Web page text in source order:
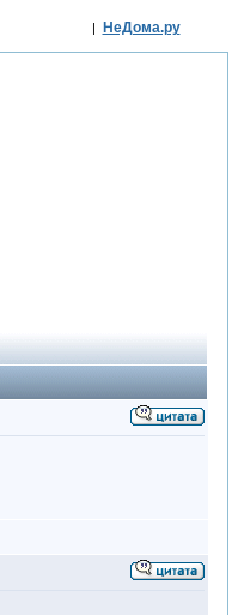
| НеДома.ру